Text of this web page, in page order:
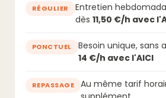
RÉGULIER
Entretien
dès 11,50 €/h avec
PONCTUEL
Besoin unique, sans
14 €/h avec l'AICI
REPASSAGE
Au même tarif